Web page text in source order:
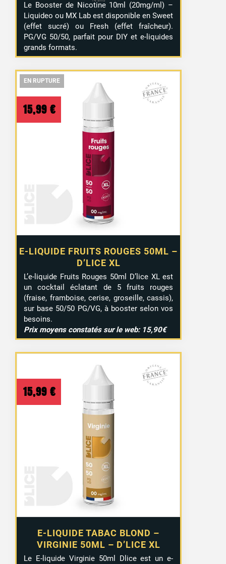
Le Booster de Nicotine 10ml (20mg/ml) –
Liquideo ou MX Lab est disponible en Sweet
(effet sucré) ou Fresh (effet fraîcheur).
PG/VG 50/50, parfait pour DIY et e-liquides
grands formats.
EN RUPTURE
EN RUPTURE
E-LIQUIDE FRUITS ROUGES 50ML –
D’LICE XL
15,99 €
L’e-liquide Fruits Rouges 50ml D’lice XL est
un cocktail éclatant de 5 fruits rouges
(fraise, framboise, cerise, groseille, cassis),
sur base 50/50 PG/VG, à booster selon vos
besoins.
Prix moyens constatés sur le web: 15,90€
EN RUPTURE
E-LIQUIDE TABAC BLOND –
VIRGINIE 50ML – D’LICE XL
15,99 €
Le E-liquide Virginie 50ml Dlice est un e-